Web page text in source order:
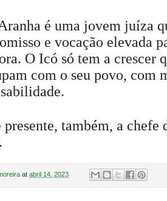
é uma jovem juíza
e vocação elevada
O Icó só tem a crescer
com o seu povo, com
presente, também, a chefe
at abril 14, 2023